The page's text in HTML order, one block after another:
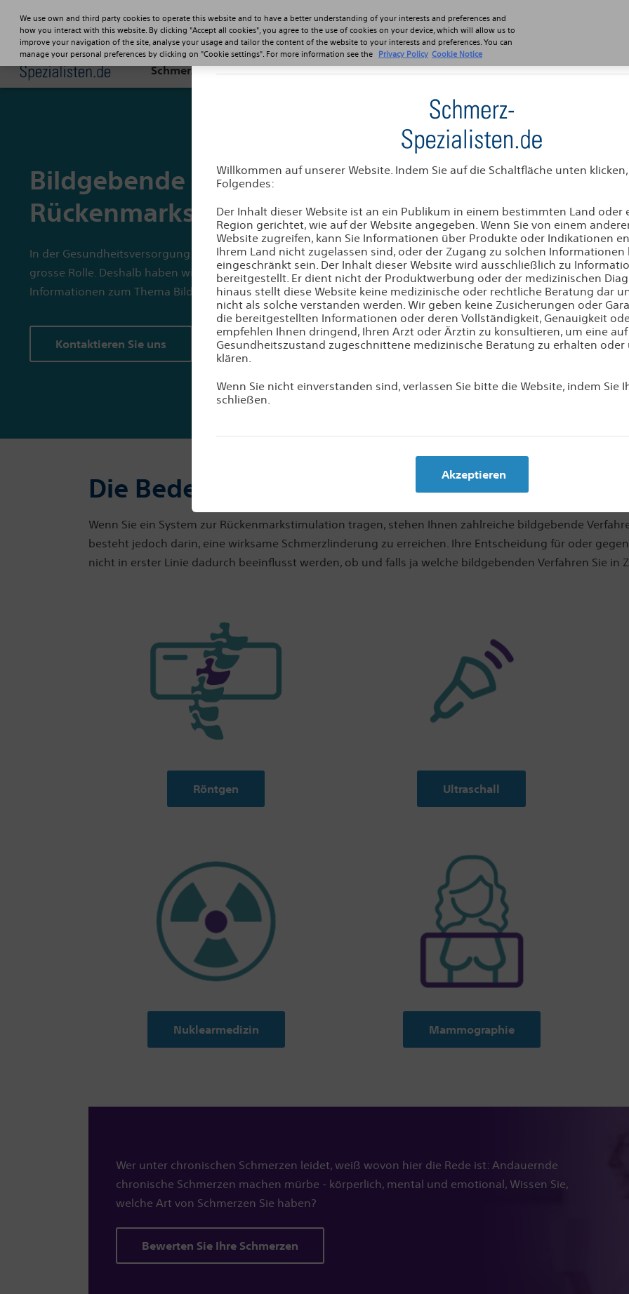
Chronische
Schmerzen
Rückenmark-
stimulation
Radiofrequenz-
ablation
der
Haftungsausschluss
Willkommen auf unserer Website. Indem Sie auf die Schaltfläche unten
Folgendes:
Der Inhalt dieser Website ist an ein Publikum in einem bestimmten Land
Region gerichtet, wie auf der Website angegeben. Wenn Sie von einem
Website zugreifen, kann Sie Informationen über Produkte oder Indikationen
Ihrem Land nicht zugelassen sind, oder der Zugang zu solchen Informationen
eingeschränkt sein. Der Inhalt dieser Website wird ausschließlich zu
bereitgestellt. Er dient nicht der Produktwerbung oder der medizinischen
hinaus stellt diese Website keine medizinische oder rechtliche Beratung dar
nicht als solche verstanden werden. Wir geben keine Zusicherungen oder
die bereitgestellten Informationen oder deren Vollständigkeit, Genauigkeit
empfehlen Ihnen dringend, Ihren Arzt oder Ärztin zu konsultieren, um eine
Gesundheitszustand zugeschnittene medizinische Beratung zu erhalten oder
klären.
Wenn Sie nicht einverstanden sind, verlassen Sie bitte die Website, indem Sie
schließen.
Akzeptieren
Bildgebende Verfahren bei
Rückenmarkstimulation
In der Gesundheitsversorgung spielen bildgebende Verfahren eine
grosse Rolle. Deshalb haben wir für Sie hier einige nützliche
Informationen zum Thema Bildgebung zusammengestellt.
Kontaktieren Sie uns
Die Bedeutung bildgebender Verfahren bei
Wenn Sie ein System zur Rückenmarkstimulation tragen, stehen Ihnen zahlreiche bildgebende
besteht jedoch darin, eine wirksame Schmerzlinderung zu erreichen. Ihre Entscheidung für oder
nicht in erster Linie dadurch beeinflusst werden, ob und falls ja welche bildgebenden Verfahren Sie in
Röntgen Ultraschall
Nuklearmedizin Mammographie
Wer unter chronischen Schmerzen leidet, weiß wovon hier die Rede ist: Andauernde
chronische Schmerzen machen mürbe - körperlich, mental und emotional, Wissen Sie,
welche Art von Schmerzen Sie haben?
Bewerten Sie Ihre Schmerzen
We use own and third party cookies to operate this website and to have a better understanding of your interests and preferences and
how you interact with this website. By clicking "Accept all cookies", you agree to the use of cookies on your device, which will allow us to
improve your navigation of the site, analyse your usage and tailor the content of the website to your interests and preferences. You can
manage your personal preferences by clicking on "Cookie settings". For more information see the Privacy Policy Cookie Notice